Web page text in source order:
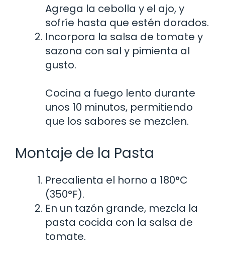
Agrega la cebolla y el ajo, y
sofríe hasta que estén dorados.
Incorpora la salsa de tomate y
sazona con sal y pimienta al
gusto.
Cocina a fuego lento durante
unos 10 minutos, permitiendo
que los sabores se mezclen.
Montaje de la Pasta
Precalienta el horno a 180°C
(350°F).
En un tazón grande, mezcla la
pasta cocida con la salsa de
tomate.